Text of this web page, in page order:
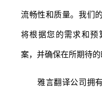
流畅性和质量。我们
将根据您的需求和预
案，并确保在所期待的
雅言翻译公司拥有